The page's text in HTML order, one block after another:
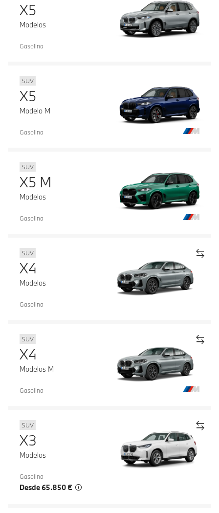
X5
Modelos
Gasolina
SUV
X5
Modelo M
Gasolina
SUV
X5 M
Modelos
Gasolina
SUV
X4
Modelos
Gasolina
SUV
X4
Modelos M
Gasolina
SUV
X3
Modelos
Gasolina
Desde 65.850 €